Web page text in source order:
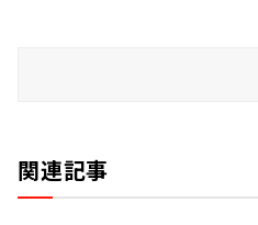
関連記事